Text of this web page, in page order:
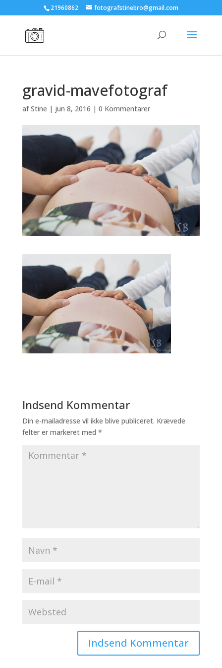
21960862 fotografstinebro@gmail.com
gravid-mavefotograf
afStine | jun 8, 2016 | 0 Kommentarer
Indsend Kommentar
Din e-mailadresse vil ikke blive publiceret. Krævede
felter er markeret med *